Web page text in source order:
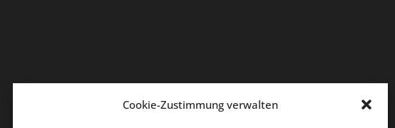
Cookie-Zustimmung verwalten